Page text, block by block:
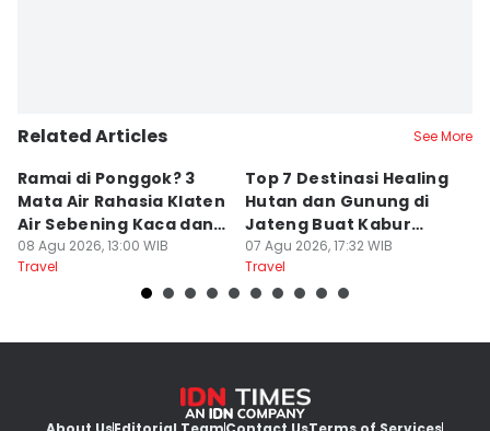
Related Articles See More
Ramai di Ponggok? 3
Mata Air Rahasia Klaten
Air Sebening Kaca dan
Masih Sepi
08 Agu 2026, 13:00 WIB
Travel
Top 7 Destinasi Healing
Hutan dan Gunung di
Jateng Buat Kabur
Sejenak, Under Rp200
Ribu
07 Agu 2026, 17:32 WIB
Travel